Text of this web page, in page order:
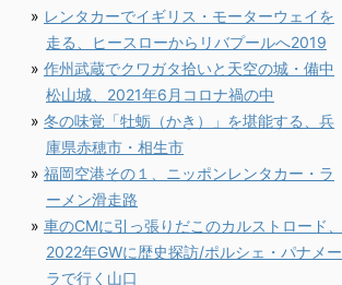
レンタカーでイギリス・モーターウェイを
走る、ヒースローからリバプールへ2019
作州武蔵でクワガタ拾いと天空の城・備中
松山城、2021年6月コロナ禍の中
冬の味覚「牡蛎（かき）」を堪能する、兵
庫県赤穂市・相生市
福岡空港その１、ニッポンレンタカー・ラ
ーメン滑走路
車のCMに引っ張りだこのカルストロード、
2022年GWに歴史探訪/ポルシェ・パナメー
ラで行く山口